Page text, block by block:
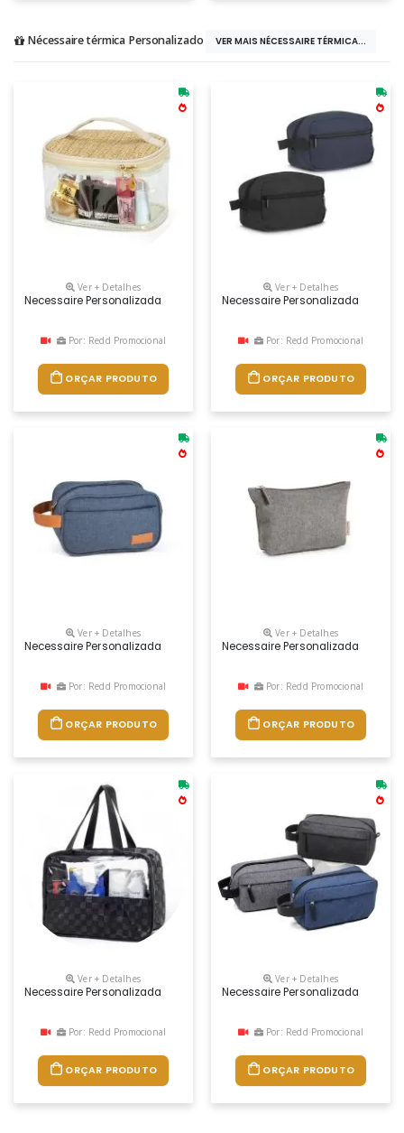
Nécessaire térmica Personalizado VER MAIS NÉCESSAIRE TÉRMICA...
Ver + Detalhes
Necessaire Personalizada
Por: Redd Promocional
ORÇAR PRODUTO
Ver + Detalhes
Necessaire Personalizada
Por: Redd Promocional
ORÇAR PRODUTO
Ver + Detalhes
Necessaire Personalizada
Por: Redd Promocional
ORÇAR PRODUTO
Ver + Detalhes
Necessaire Personalizada
Por: Redd Promocional
ORÇAR PRODUTO
Ver + Detalhes
Necessaire Personalizada
Por: Redd Promocional
ORÇAR PRODUTO
Ver + Detalhes
Necessaire Personalizada
Por: Redd Promocional
ORÇAR PRODUTO